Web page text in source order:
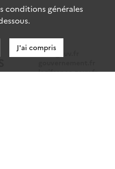
data.gouv.fr
legifrance.gouv.fr
conditions générales
J'ai compris